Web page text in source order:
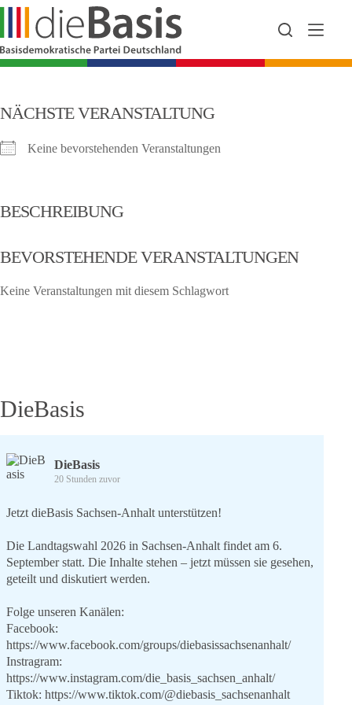
Zum
springen
NÄCHSTE VERANSTALTUNG
Keine bevorstehenden Veranstaltungen
BESCHREIBUNG
BEVORSTEHENDE VERANSTALTUNGEN
Keine Veranstaltungen mit diesem Schlagwort
DieBasis
DieBasis
20 Stunden zuvor
Jetzt dieBasis Sachsen-Anhalt unterstützen!
Die Landtagswahl 2026 in Sachsen-Anhalt findet am 6.
September statt. Die Inhalte stehen – jetzt müssen sie gesehen,
geteilt und diskutiert werden.
Folge unseren Kanälen:
Facebook:
https://www.facebook.com/groups/diebasissachsenanhalt/
Instragram:
https://www.instagram.com/die_basis_sachsen_anhalt/
Tiktok: https://www.tiktok.com/@diebasis_sachsenanhalt